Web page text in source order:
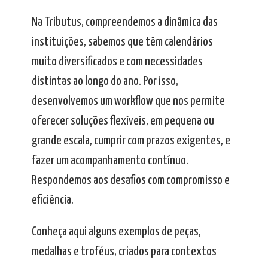
Na Tributus, compreendemos a dinâmica das
instituições, sabemos que têm calendários
muito diversificados e com necessidades
distintas ao longo do ano. Por isso,
desenvolvemos um workflow que nos permite
oferecer soluções flexíveis, em pequena ou
grande escala, cumprir com prazos exigentes, e
fazer um acompanhamento contínuo.
Respondemos aos desafios com compromisso e
eficiência.
Conheça aqui alguns exemplos de peças,
medalhas e troféus, criados para contextos